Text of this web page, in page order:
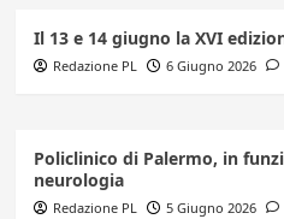
Il 13 e 14 giugno la XVI
Redazione PL 6 Giugno 2026
Policlinico di Palermo, in
neurologia
Redazione PL 5 Giugno 2026